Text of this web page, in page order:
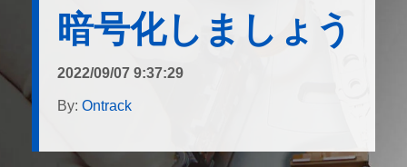
暗号化しましょう
2022/09/07 9:37:29
By: Ontrack